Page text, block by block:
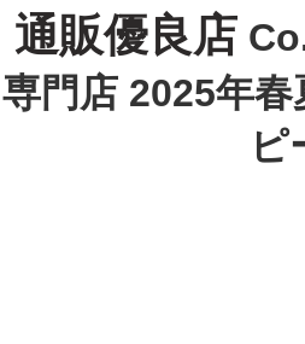
通販優良店
専門店 2025年
ピ